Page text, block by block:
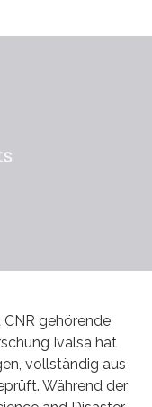
gehörende
Ivalsa hat
vollständig aus
Während der